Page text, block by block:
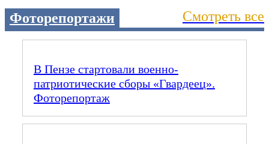
Фоторепортажи Смотреть все
В Пензе стартовали военно-
патриотические сборы «Гвардеец».
Фоторепортаж